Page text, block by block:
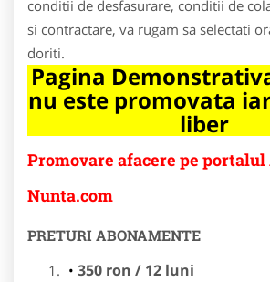
conditii de desfasurare, conditii de
si contractare, va rugam sa selectati
doriti.
Pagina
nu este promovata
liber
Promovare afacere pe
Nunta.com
PRETURI ABONAMENTE
350 ron / 12 luni